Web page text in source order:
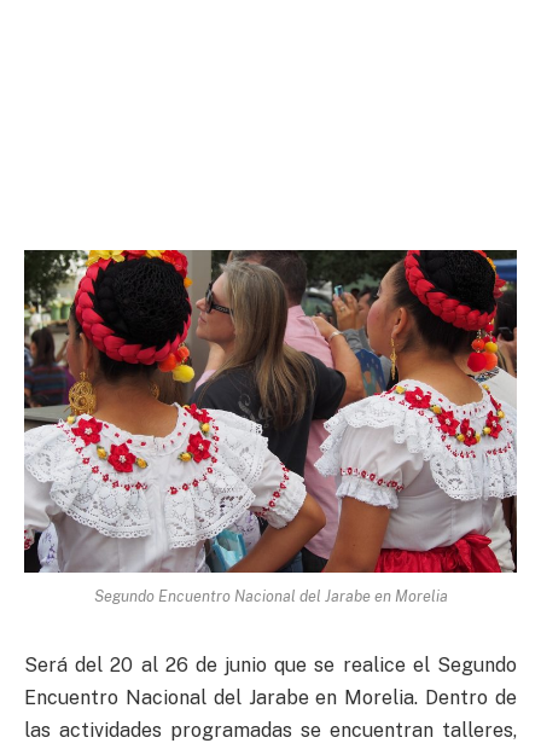
Segundo Encuentro Nacional del Jarabe en Morelia
Será del 20 al 26 de junio que se realice el Segundo
Encuentro Nacional del Jarabe en Morelia. Dentro de
las actividades programadas se encuentran talleres,